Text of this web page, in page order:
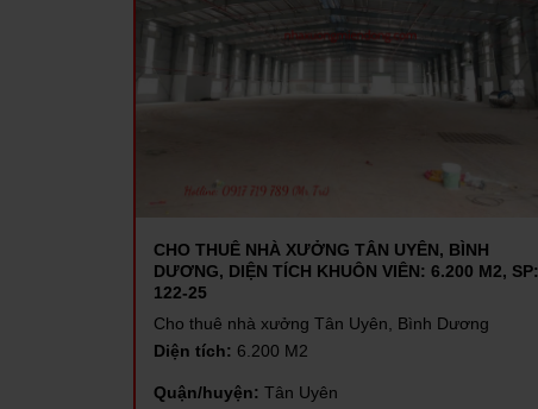
CHO THUÊ NHÀ XƯỞNG TÂN UYÊN, BÌNH
DƯƠNG, DIỆN TÍCH KHUÔN VIÊN: 6.200 M2, SP:
122-25
Cho thuê nhà xưởng Tân Uyên, Bình Dương
Diện tích: 6.200 M2
Quận/huyện: Tân Uyên